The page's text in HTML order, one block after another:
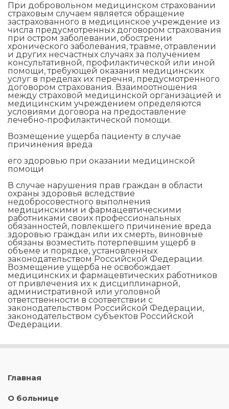
При добровольном медицинском страховании
страховым случаем является обращение
застрахованного в медицинское учреждение из
числа предусмотренных договором страхования
при остром заболевании, обострении
хронического заболевания, травме, отравлении
и других несчастных случаях за получением
консультативной, профилактической или иной
помощи, требующей оказания медицинских
услуг в пределах их перечня, предусмотренного
договором страхования. Взаимоотношения
между страховой медицинской организацией и
медицинским учреждением определяются
условиями договора на предоставление
лечебно-профилактической помощи.
Возмещение ущерба пациенту в случае
причинения вреда
его здоровью при оказании медицинской
помощи
В случае нарушения прав граждан в области
охраны здоровья вследствие
недобросовестного выполнения
медицинскими и фармацевтическими
работниками своих профессиональных
обязанностей, повлекшего причинение вреда
здоровью граждан или их смерть, виновные
обязаны возместить потерпевшим ущерб в
объеме и порядке, установленных
законодательством Российской Федерации.
Возмещение ущерба не освобождает
медицинских и фармацевтических работников
от привлечения их к дисциплинарной,
административной или уголовной
ответственности в соответствии с
законодательством Российской Федерации,
законодательством субъектов Российской
Федерации.
Главная
О больнице